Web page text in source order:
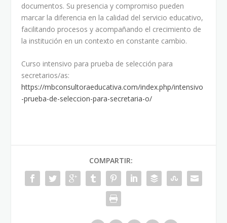
documentos. Su presencia y compromiso pueden
marcar la diferencia en la calidad del servicio educativo,
facilitando procesos y acompañando el crecimiento de
la institución en un contexto en constante cambio.
Curso intensivo para prueba de selección para
secretarios/as:
https://mbconsultoraeducativa.com/index.php/intensivo
-prueba-de-seleccion-para-secretaria-o/
COMPARTIR: